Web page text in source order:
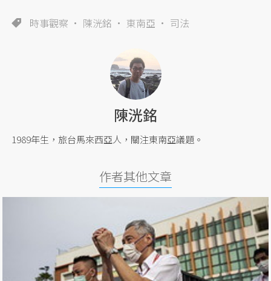
時事觀察 陳洸銘 東南亞 司法
陳洸銘
1989年生，旅台馬來西亞人，關注東南亞議題。
作者其他文章